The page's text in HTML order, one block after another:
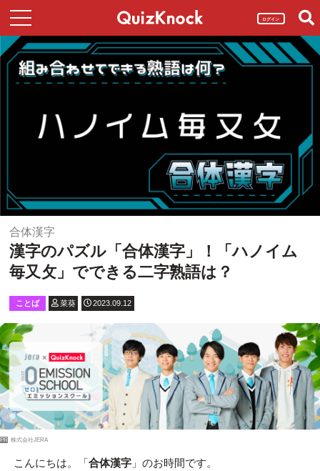
ログイン
合体漢字
漢字のパズル「合体漢字」！「ハノイム
毎又攵」でできる二字熟語は？
ことば 菜葵 2023.09.12
PR 株式会社JERA
こんにちは。「合体漢字」のお時間です。